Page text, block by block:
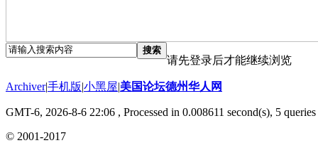
搜索
请先登录后才能继续浏览
Archiver|手机版|小黑屋|美国论坛德州华人网
GMT-6, 2026-8-6 22:06 , Processed in 0.008611 second(s), 5 queries
© 2001-2017